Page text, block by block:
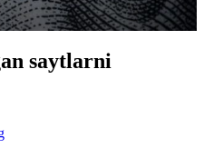
saytlarni